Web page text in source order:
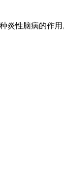
炎性脑病的作用